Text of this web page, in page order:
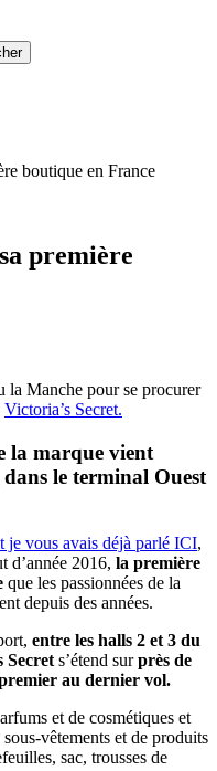
boutique en France
première
la Manche pour se procurer
Victoria’s Secret.
la marque vient
le terminal Ouest
je vous avais déjà parlé ICI,
d’année 2016, la première
que les passionnées de la
depuis des années.
entre les halls 2 et 3 du
Secret s’étend surprès de
au dernier vol.
et de cosmétiques et
vêtements et de produits
sac, trousses de